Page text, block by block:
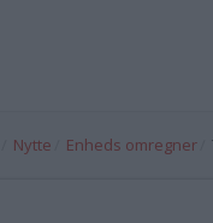
Nytte Enheds omregner